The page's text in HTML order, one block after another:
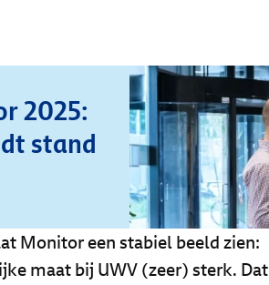
2025:
stand
Monitor een stabiel beeld zien:
maat bij UWV (zeer) sterk. Dat